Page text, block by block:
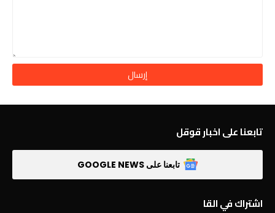
تابعنا على اخبار قوقل
تابعنا على GOOGLE NEWS
اشتراك في القا